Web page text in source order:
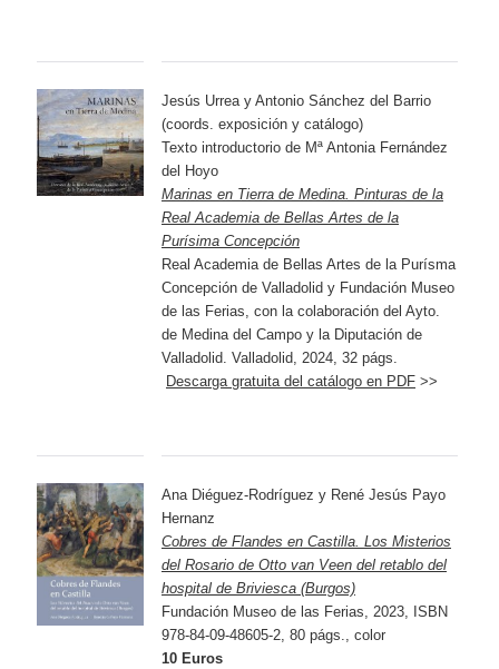
Jesús Urrea y Antonio Sánchez del Barrio
(coords. exposición y catálogo)
Texto introductorio de Mª Antonia Fernández
del Hoyo
Marinas en Tierra de Medina. Pinturas de la
Real Academia de Bellas Artes de la
Purísima Concepción
Real Academia de Bellas Artes de la Purísma
Concepción de Valladolid y Fundación Museo
de las Ferias, con la colaboración del Ayto.
de Medina del Campo y la Diputación de
Valladolid. Valladolid, 2024, 32 págs.
Descarga gratuita del catálogo en PDF >>
Ana Diéguez-Rodríguez y René Jesús Payo
Hernanz
Cobres de Flandes en Castilla. Los Misterios
del Rosario de Otto van Veen del retablo del
hospital de Briviesca (Burgos)
Fundación Museo de las Ferias, 2023, ISBN
978-84-09-48605-2, 80 págs., color
10 Euros